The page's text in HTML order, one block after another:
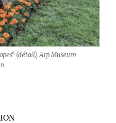
(détail), Arp Museum